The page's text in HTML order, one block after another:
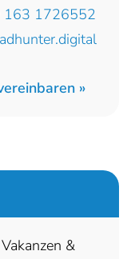
163 1726552
»
&